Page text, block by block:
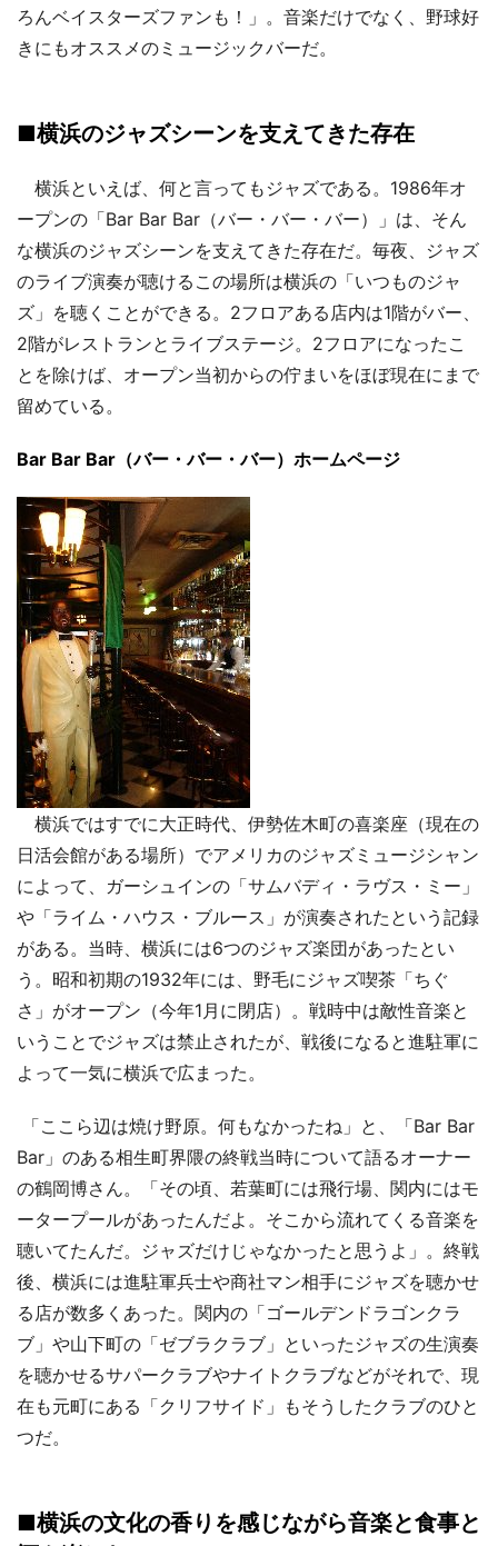
ろんベイスターズファンも！」。音楽だけでなく、野球好
きにもオススメのミュージックバーだ。
■横浜のジャズシーンを支えてきた存在
横浜といえば、何と言ってもジャズである。1986年オ
ープンの「Bar Bar Bar（バー・バー・バー）」は、そん
な横浜のジャズシーンを支えてきた存在だ。毎夜、ジャズ
のライブ演奏が聴けるこの場所は横浜の「いつものジャ
ズ」を聴くことができる。2フロアある店内は1階がバー、
2階がレストランとライブステージ。2フロアになったこ
とを除けば、オープン当初からの佇まいをほぼ現在にまで
留めている。
Bar Bar Bar（バー・バー・バー）ホームページ
横浜ではすでに大正時代、伊勢佐木町の喜楽座（現在の
日活会館がある場所）でアメリカのジャズミュージシャン
によって、ガーシュインの「サムバディ・ラヴス・ミー」
や「ライム・ハウス・ブルース」が演奏されたという記録
がある。当時、横浜には6つのジャズ楽団があったとい
う。昭和初期の1932年には、野毛にジャズ喫茶「ちぐ
さ」がオープン（今年1月に閉店）。戦時中は敵性音楽と
いうことでジャズは禁止されたが、戦後になると進駐軍に
よって一気に横浜で広まった。
「ここら辺は焼け野原。何もなかったね」と、「Bar Bar
Bar」のある相生町界隈の終戦当時について語るオーナー
の鶴岡博さん。「その頃、若葉町には飛行場、関内にはモ
ータープールがあったんだよ。そこから流れてくる音楽を
聴いてたんだ。ジャズだけじゃなかったと思うよ」。終戦
後、横浜には進駐軍兵士や商社マン相手にジャズを聴かせ
る店が数多くあった。関内の「ゴールデンドラゴンクラ
ブ」や山下町の「ゼブラクラブ」といったジャズの生演奏
を聴かせるサパークラブやナイトクラブなどがそれで、現
在も元町にある「クリフサイド」もそうしたクラブのひと
つだ。
■横浜の文化の香りを感じながら音楽と食事と